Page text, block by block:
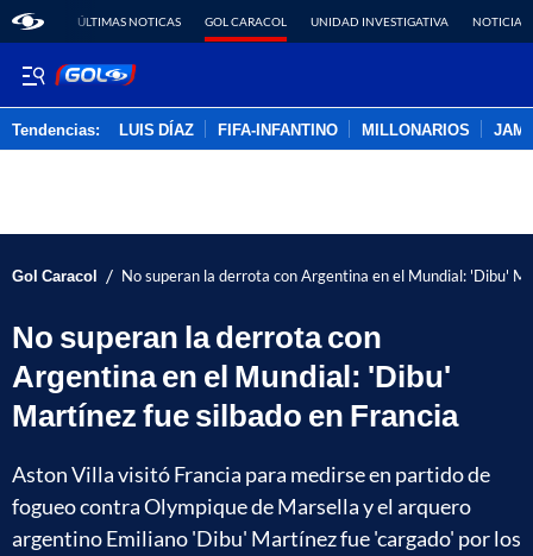
ÚLTIMAS NOTICAS GOL CARACOL UNIDAD INVESTIGATIVA NOTICIAS
Tendencias: LUIS DÍAZ FIFA-INFANTINO MILLONARIOS
Gol Caracol / No superan la derrota con Argentina en el Mundial: 'Dibu'
No superan la derrota con
Argentina en el Mundial: 'Dibu'
Martínez fue silbado en Francia
Aston Villa visitó Francia para medirse en partido de
fogueo contra Olympique de Marsella y el arquero
argentino Emiliano 'Dibu' Martínez fue 'cargado' por los